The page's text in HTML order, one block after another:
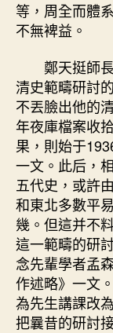
等，周全而體
不無裨益。
鄭天挺師
清史範疇研討
不丟臉出他的
年夜庫檔案收
果，則始于
一文。此后，
五代史，或許
和東北多數平
幾。但這并不
這一範疇的研
念先輩學者孟
作述略》一文
為先生講課改
把曩昔的研討